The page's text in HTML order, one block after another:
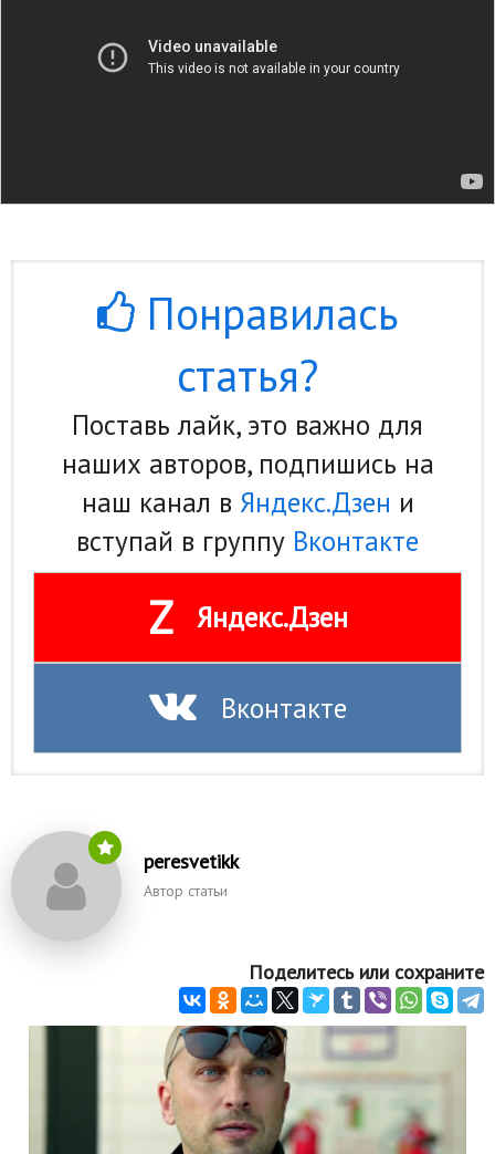
Понравилась
статья?
Поставь лайк, это важно для
наших авторов, подпишись на
наш канал в Яндекс.Дзен и
вступай в группу Вконтакте
Z Яндекс.Дзен
Вконтакте
peresvetikk
Автор статьи
Поделитесь или сохраните